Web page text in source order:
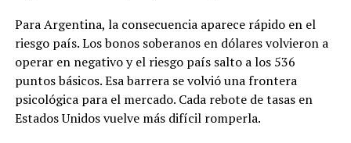
Para Argentina, la consecuencia aparece rápido en el
riesgo país. Los bonos soberanos en dólares volvieron a
operar en negativo y el riesgo país salto a los 536
puntos básicos. Esa barrera se volvió una frontera
psicológica para el mercado. Cada rebote de tasas en
Estados Unidos vuelve más difícil romperla.